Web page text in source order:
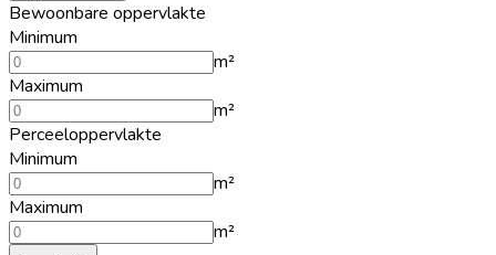
Bewoonbare oppervlakte
Minimum
m²
Maximum
m²
Perceeloppervlakte
Minimum
m²
Maximum
m²